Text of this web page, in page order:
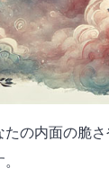
たの内面の脆